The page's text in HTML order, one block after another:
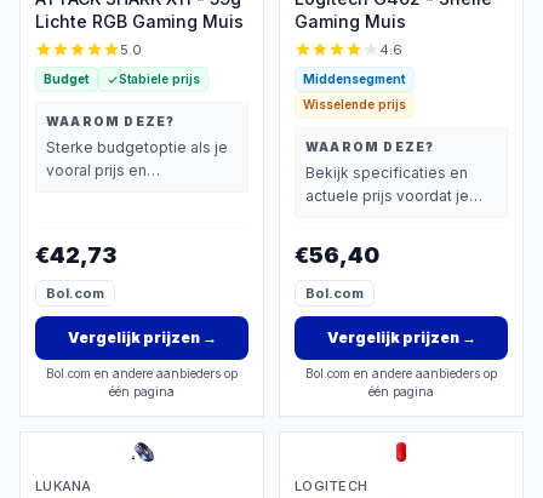
Lichte RGB Gaming Muis
5.0
Budget Stabiele prijs
WAAROM DEZE?
Sterke budgetoptie als je
vooral prijs en
€42,73
Bol.com
Vergelijk prijzen→
Bol.com en andere aanbieders op
één pagina
Gaming Muis
4.6
Middensegment
Wisselende prijs
WAAROM DEZE?
Bekijk specificaties en
actuele prijs voordat je
€56,40
Bol.com
Vergelijk prijzen→
Bol.com en andere aanbieders op
één pagina
LUKANA LOGITECH